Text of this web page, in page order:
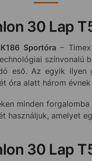
30 Lap
Sportóra –
eső. Az egyik
óra alatt három
minden
használjuk, amelyet
30 Lap